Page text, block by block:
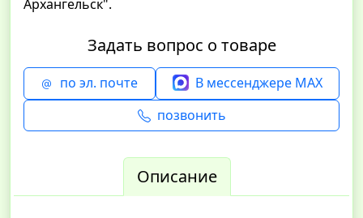
Архангельск".
Задать вопрос о товаре
по эл. почте
В мессенджере MAX
позвонить
Описание